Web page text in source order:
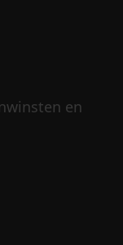
en